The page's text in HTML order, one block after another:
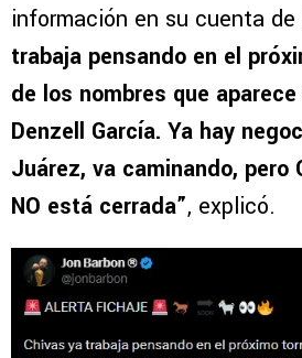
información en su cuenta de
trabaja pensando en el
de los nombres que
Denzell García. Ya hay
Juárez, va caminando, pero
NO está cerrada”, explicó.